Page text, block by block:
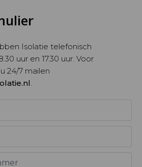
Isolatie telefonisch
uur en 17.30 uur. Voor
24/7 mailen